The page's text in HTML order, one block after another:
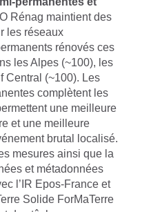
Rénag maintient des
les réseaux
rénovés ces
les Alpes (~100), les
Central (~100). Les
complètent les
une meilleure
et une meilleure
brutal localisé.
mesures ainsi que la
et métadonnées
l’IR Epos-France et
Solide ForMaTerre